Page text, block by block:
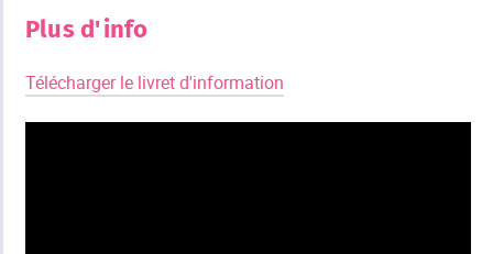
Plus d'info
Télécharger le livret d'information